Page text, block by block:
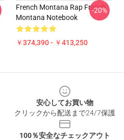
French Montana Rap French
Montana Notebook
￥374,390 - ￥413,250
-20%
安心してお買い物
クリックから配送まで24/7保護
100％安全なチェックアウト